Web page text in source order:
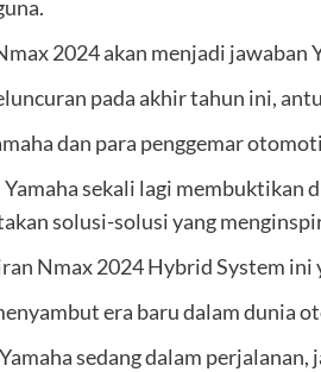
2024 akan menjadi jawaban
pada akhir tahun ini,
dan para penggemar
sekali lagi
solusi-solusi yang
Nmax 2024 Hybrid System
era baru dalam dunia
sedang dalam